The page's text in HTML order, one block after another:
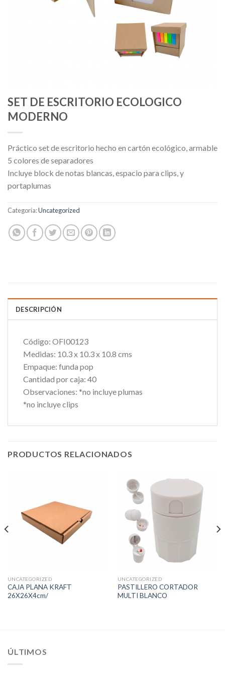
SET DE ESCRITORIO ECOLOGICO
MODERNO
Práctico set de escritorio hecho en cartón ecológico, armable
5 colores de separadores
Incluye block de notas blancas, espacio para clips, y
portaplumas
Categoría:Uncategorized
DESCRIPCIÓN
Código: OFI00123
Medidas: 10.3 x 10.3 x 10.8 cms
Empaque: funda pop
Cantidad por caja: 40
Observaciones: *no incluye plumas
*no incluye clips
PRODUCTOS RELACIONADOS
UNCATEGORIZED
CAJA PLANA KRAFT
26X26X4cm/
UNCATEGORIZED
PASTILLERO CORTADOR
MULTI BLANCO
ÚLTIMOS